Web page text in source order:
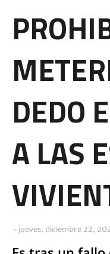
DEDO
A LAS
jueves, diciembre 22,